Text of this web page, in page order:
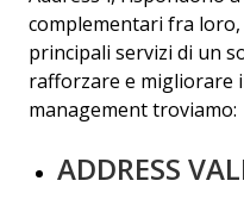
complementari fra
principali servizi di un
rafforzare e migliorare
management troviamo:
ADDRESS